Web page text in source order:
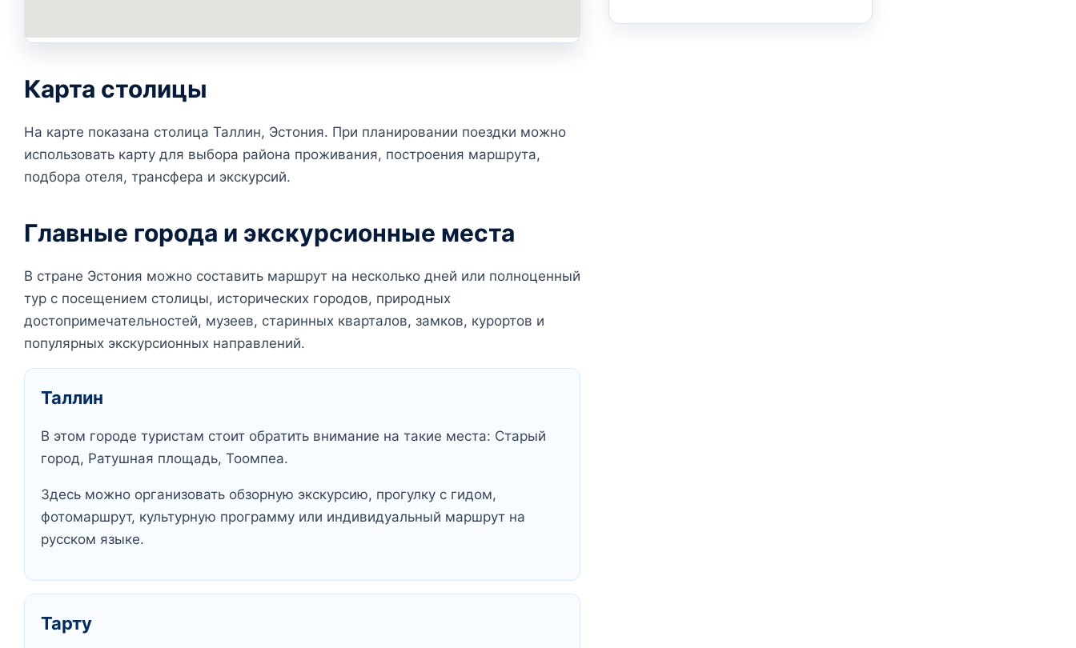
Карта столицы
На карте показана столица Таллин, Эстония. При планировании поездки можно
использовать карту для выбора района проживания, построения маршрута,
подбора отеля, трансфера и экскурсий.
Главные города и экскурсионные места
В стране Эстония можно составить маршрут на несколько дней или полноценный
тур с посещением столицы, исторических городов, природных
достопримечательностей, музеев, старинных кварталов, замков, курортов и
популярных экскурсионных направлений.
Таллин
В этом городе туристам стоит обратить внимание на такие места: Старый
город, Ратушная площадь, Тоомпеа.
Здесь можно организовать обзорную экскурсию, прогулку с гидом,
фотомаршрут, культурную программу или индивидуальный маршрут на
русском языке.
Тарту